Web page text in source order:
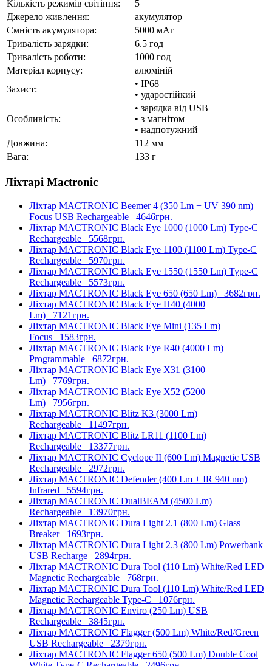
Кількість режимів світіння:
5
Джерело живлення:
акумулятор
Ємність акумулятора:
5000 мАг
Тривалість зарядки:
6.5 год
Тривалість роботи:
1000 год
Матеріал корпусу:
алюміній
Захист:
• IP68
• ударостійкий
Особливість:
• зарядка від USB
• з магнітом
• надпотужний
Довжина:
112 мм
Вага:
133 г
Ліхтарі Mactronic
Ліхтар MACTRONIC Beemer 4 (350 Lm + UV 390 nm)
Focus USB Rechargeable 4646грн.
Ліхтар MACTRONIC Black Eye 1000 (1000 Lm) Type-C
Rechargeable 5568грн.
Ліхтар MACTRONIC Black Eye 1100 (1100 Lm) Type-C
Rechargeable 5970грн.
Ліхтар MACTRONIC Black Eye 1550 (1550 Lm) Type-C
Rechargeable 5573грн.
Ліхтар MACTRONIC Black Eye 650 (650 Lm) 3682грн.
Ліхтар MACTRONIC Black Eye H40 (4000
Lm) 7121грн.
Ліхтар MACTRONIC Black Eye Mini (135 Lm)
Focus 1583грн.
Ліхтар MACTRONIC Black Eye R40 (4000 Lm)
Programmable 6872грн.
Ліхтар MACTRONIC Black Eye X31 (3100
Lm) 7769грн.
Ліхтар MACTRONIC Black Eye X52 (5200
Lm) 7956грн.
Ліхтар MACTRONIC Blitz K3 (3000 Lm)
Rechargeable 11497грн.
Ліхтар MACTRONIC Blitz LR11 (1100 Lm)
Rechargeable 13377грн.
Ліхтар MACTRONIC Cyclope II (600 Lm) Magnetic USB
Rechargeable 2972грн.
Ліхтар MACTRONIC Defender (400 Lm + IR 940 nm)
Infrared 5594грн.
Ліхтар MACTRONIC DualBEAM (4500 Lm)
Rechargeable 13970грн.
Ліхтар MACTRONIC Dura Light 2.1 (800 Lm) Glass
Breaker 1693грн.
Ліхтар MACTRONIC Dura Light 2.3 (800 Lm) Powerbank
USB Recharge 2894грн.
Ліхтар MACTRONIC Dura Tool (110 Lm) White/Red LED
Magnetic Rechargeable 768грн.
Ліхтар MACTRONIC Dura Tool (110 Lm) White/Red LED
Magnetic Rechargeable Type-C 1076грн.
Ліхтар MACTRONIC Enviro (250 Lm) USB
Rechargeable 3845грн.
Ліхтар MACTRONIC Flagger (500 Lm) White/Red/Green
USB Rechargeable 2379грн.
Ліхтар MACTRONIC Flagger 650 (500 Lm) Double Cool